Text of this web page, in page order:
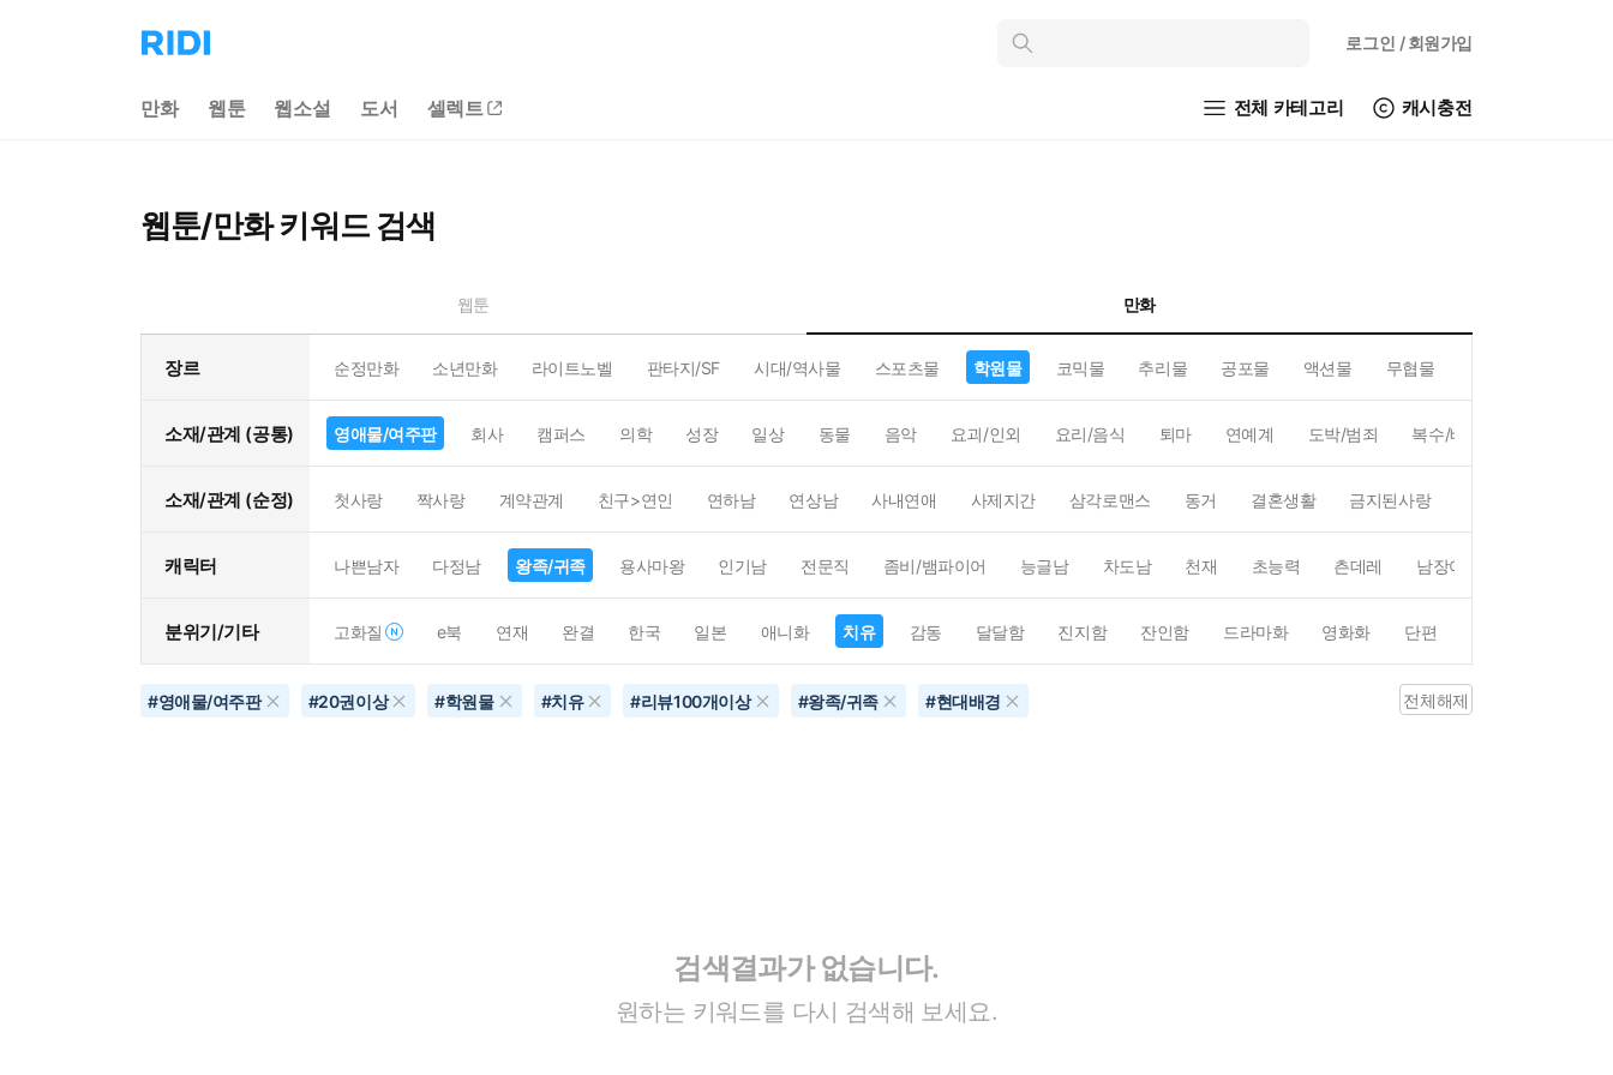
리
디
으
인
로그인 / 회원가입
만화 웹툰 웹소설 도서 셀렉트 전체 카테고리 캐시충전
웹툰/만화 키워드 검색
웹툰 만화
장르 순정만화 소년만화 라이트노벨 판타지/SF 시대/역사물 스포츠물 학원물 코믹물 추리물 공포물 액션물 무협물
소재/관계 (공통) 영애물/여주판 회사 캠퍼스 의학 성장 일상 동물 음악 요괴/인외 요리/음식 퇴마 연예계 도박/범죄 복수/배신
소재/관계 (순정) 첫사랑 짝사랑 계약관계 친구>연인 연하남 연상남 사내연애 사제지간 삼각로맨스 동거 결혼생활 금지된사랑
캐릭터 나쁜남자 다정남 왕족/귀족 용사마왕 인기남 전문직 좀비/뱀파이어 능글남 차도남 천재 초능력 츤데레 남장여자
분위기/기타 고화질 e북 연재 완결 한국 일본 애니화 치유 감동 달달함 진지함 잔인함 드라마화 영화화 단편
#영애물/여주판 #20권이상 #학원물 #치유 #리뷰100개이상 #왕족/귀족 #현대배경 전체해제
검색결과가 없습니다.
원하는 키워드를 다시 검색해 보세요.